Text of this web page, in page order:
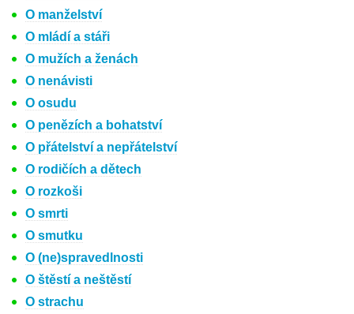
O manželství
O mládí a stáři
O mužích a ženách
O nenávisti
O osudu
O penězích a bohatství
O přátelství a nepřátelství
O rodičích a dětech
O rozkoši
O smrti
O smutku
O (ne)spravedlnosti
O štěstí a neštěstí
O strachu